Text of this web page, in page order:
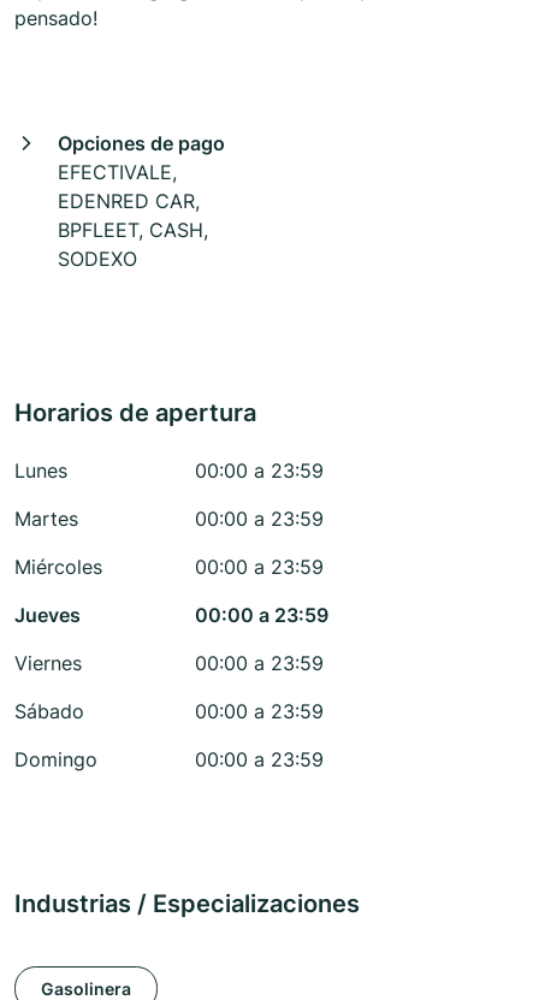
pensado!
Opciones de pago
EFECTIVALE,
EDENRED CAR,
BPFLEET, CASH,
SODEXO
Horarios de apertura
Lunes
00:00 a 23:59
Martes
00:00 a 23:59
Miércoles
00:00 a 23:59
Jueves
00:00 a 23:59
Viernes
00:00 a 23:59
Sábado
00:00 a 23:59
Domingo
00:00 a 23:59
Industrias / Especializaciones
Gasolinera